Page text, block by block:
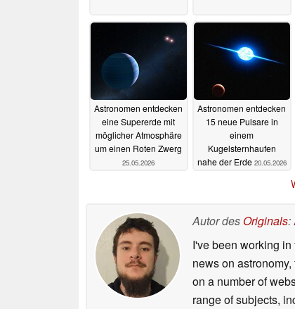
Astronomen entdecken
eine Supererde mit
möglicher Atmosphäre
um einen Roten Zwerg
25.05.2026
Astronomen entdecken
15 neue Pulsare in
einem
Kugelsternhaufen
nahe der Erde 20.05.2026
Autor des Originals:
I've been working
news on
on a number of
range of subjects,